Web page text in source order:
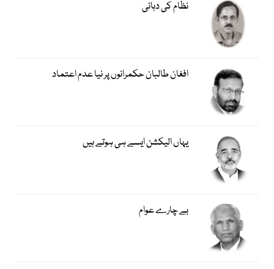
نظام کی دہائی
افغان طالبان حکمرانوں پر نیا عدم اعتماد
یہاں الیکشن ایسے ہی ہوتے ہیں
بے چارے عوام